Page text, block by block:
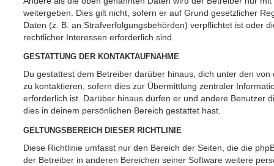
weitergeben. Dies gilt nicht, sofern er auf Grund gesetzlicher
Daten (z. B. an Strafverfolgungsbehörden) verpflichtet ist oder
rechtlicher Interessen erforderlich sind.
GESTATTUNG DER KONTAKTAUFNAHME
Du gestattest dem Betreiber darüber hinaus, dich unter den
zu kontaktieren, sofern dies zur Übermittlung zentraler
erforderlich ist. Darüber hinaus dürfen er und andere Benutzer
dies in deinem persönlichen Bereich gestattet hast.
GELTUNGSBEREICH DIESER RICHTLINIE
Diese Richtlinie umfasst nur den Bereich der Seiten, die die
der Betreiber in anderen Bereichen seiner Software weitere